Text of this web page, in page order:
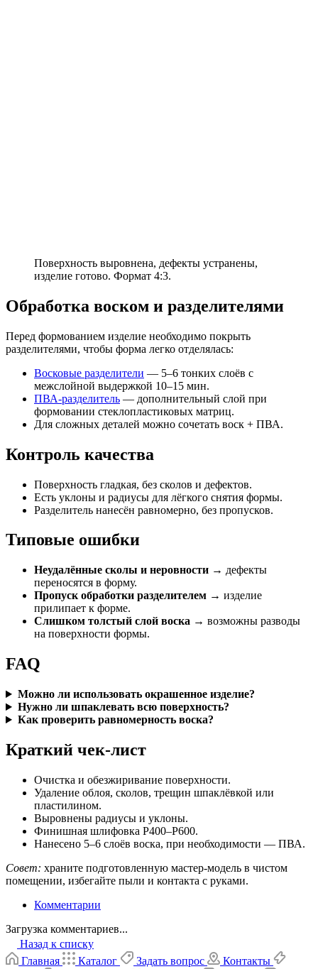
Поверхность выровнена, дефекты устранены,
изделие готово. Формат 4:3.
Обработка воском и разделителями
Перед формованием изделие необходимо покрыть
разделителями, чтобы форма легко отделялась:
Восковые разделители — 5–6 тонких слоёв с
межслойной выдержкой 10–15 мин.
ПВА-разделитель — дополнительный слой при
формовании стеклопластиковых матриц.
Для сложных деталей можно сочетать воск + ПВА.
Контроль качества
Поверхность гладкая, без сколов и дефектов.
Есть уклоны и радиусы для лёгкого снятия формы.
Разделитель нанесён равномерно, без пропусков.
Типовые ошибки
Неудалённые сколы и неровности → дефекты
переносятся в форму.
Пропуск обработки разделителем → изделие
прилипает к форме.
Слишком толстый слой воска → возможны разводы
на поверхности формы.
FAQ
Можно ли использовать окрашенное изделие?
Нужно ли шпаклевать всю поверхность?
Как проверить равномерность воска?
Краткий чек-лист
Очистка и обезжиривание поверхности.
Удаление облоя, сколов, трещин шпаклёвкой или
пластилином.
Выровнены радиусы и уклоны.
Финишная шлифовка P400–P600.
Нанесено 5–6 слоёв воска, при необходимости — ПВА.
Совет: храните подготовленную мастер-модель в чистом
помещении, избегайте пыли и контакта с руками.
Комментарии
Загрузка комментариев...
Назад к списку
Главная
Каталог Задать вопрос
Контакты